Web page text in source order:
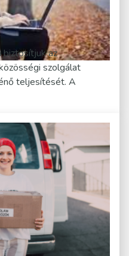
biztosítjuk az
szolgálat
teljesítését. A